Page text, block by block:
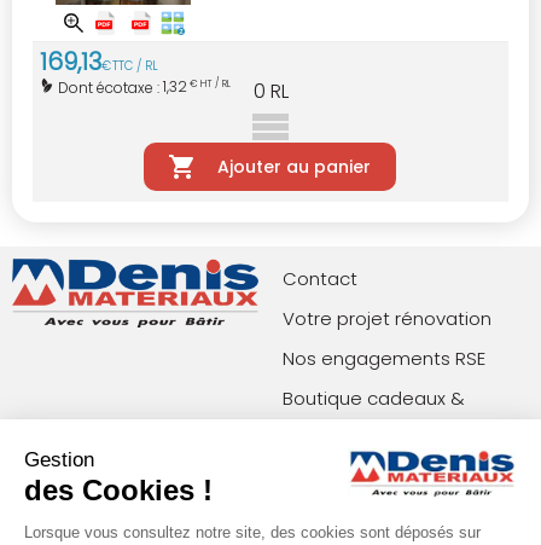
169,13€TTC / RL
Dont écotaxe :1,32€ HT / RL 0 RL
Ajouter au panier
Contact
Votre projet rénovation
Nos engagements RSE
Boutique cadeaux &
Index égalité femmes-
Gestion
des Cookies !
Lorsque vous consultez notre site, des cookies sont déposés sur